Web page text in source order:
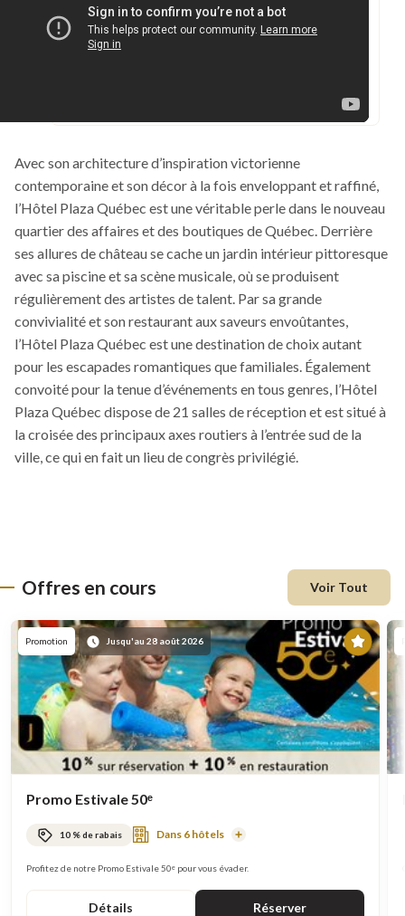
Avec son architecture d’inspiration victorienne
contemporaine et son décor à la fois enveloppant et raffiné,
l’Hôtel Plaza Québec est une véritable perle dans le nouveau
quartier des affaires et des boutiques de Québec. Derrière
ses allures de château se cache un jardin intérieur pittoresque
avec sa piscine et sa scène musicale, où se produisent
régulièrement des artistes de talent. Par sa grande
convivialité et son restaurant aux saveurs envoûtantes,
l’Hôtel Plaza Québec est une destination de choix autant
pour les escapades romantiques que familiales. Également
convoité pour la tenue d’événements en tous genres, l’Hôtel
Plaza Québec dispose de 21 salles de réception et est situé à
la croisée des principaux axes routiers à l’entrée sud de la
ville, ce qui en fait un lieu de congrès privilégié.
Offres en cours Voir Tout
Promotion Jusqu'au 28 août 2026
En
Promo Estivale 50ᵉ
10 % de rabais Dans 6 hôtels
En
Profitez de notre Promo Estivale 50ᵉ pour vous évader.
Détails Réserver